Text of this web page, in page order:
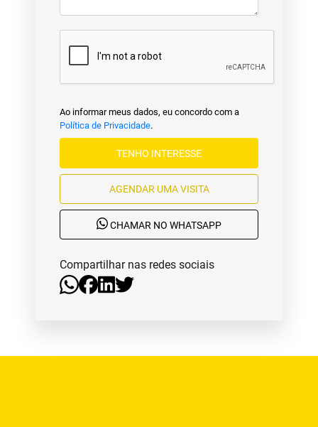
Ao informar meus dados, eu concordo com a
Política de Privacidade.
TENHO INTERESSE
AGENDAR UMA VISITA
CHAMAR NO WHATSAPP
Compartilhar nas redes sociais